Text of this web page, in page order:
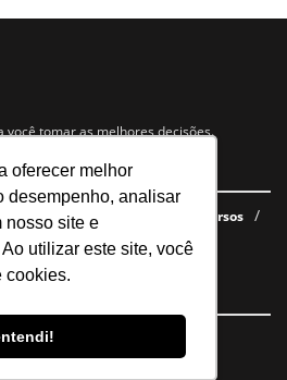
oferecer melhor
desempenho, analisar
nosso site e
utilizar este site, você
cookies.
você tomar as melhores decisões.
E-books gratuitos
Cursos